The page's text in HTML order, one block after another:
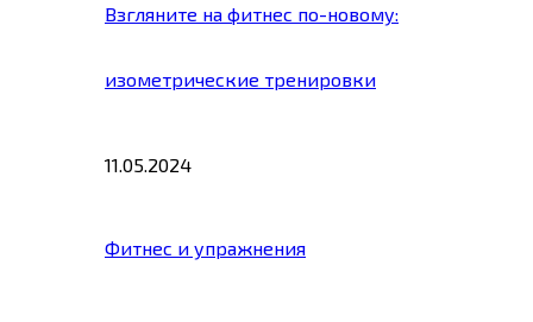
Взгляните на фитнес по-новому:
изометрические тренировки
11.05.2024
Фитнес и упражнения